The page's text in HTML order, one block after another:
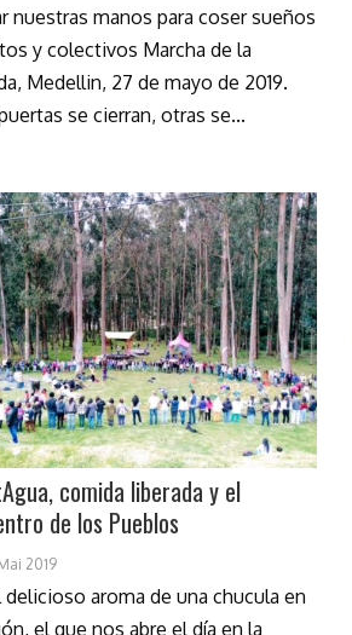
nuestras manos para coser sueños
y colectivos Marcha de la
Medellin, 27 de mayo de 2019.
se cierran, otras se...
comida liberada y el
de los Pueblos
2019
delicioso aroma de una chucula en
el que nos abre el día en la